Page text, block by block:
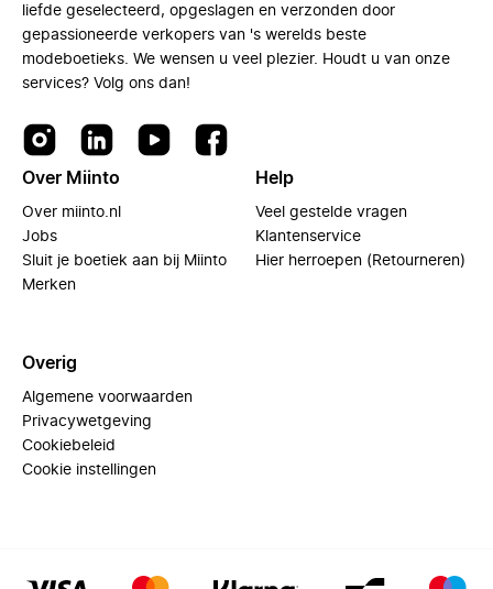
liefde geselecteerd, opgeslagen en verzonden door
gepassioneerde verkopers van 's werelds beste
modeboetieks. We wensen u veel plezier. Houdt u van onze
services? Volg ons dan!
Over Miinto
Over miinto.nl
Jobs
Sluit je boetiek aan bij Miinto
Merken
Help
Veel gestelde vragen
Klantenservice
Hier herroepen (Retourneren)
Overig
Algemene voorwaarden
Privacywetgeving
Cookiebeleid
Cookie instellingen